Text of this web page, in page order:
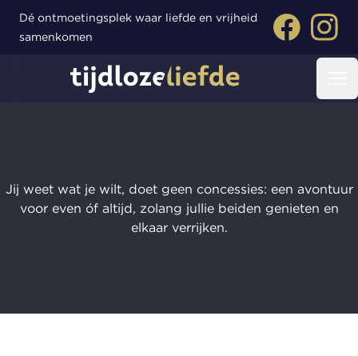
Dé ontmoetingsplek waar liefde en vrijheid
samenkomen
Facebook
Tijdloze liefde
Jij weet wat je wilt, doet geen concessies: een avontuur
voor even óf altijd, zolang jullie beiden genieten en
elkaar verrijken.